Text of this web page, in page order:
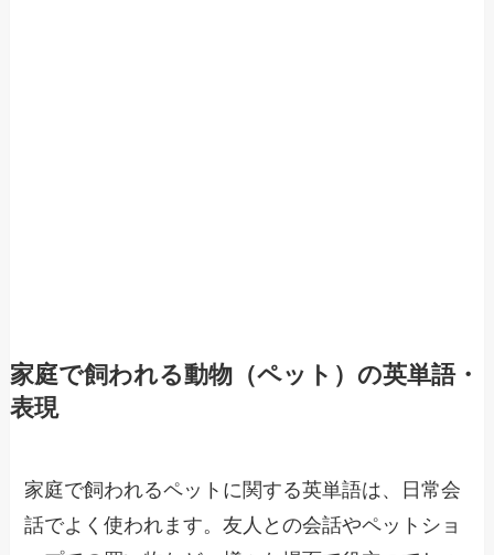
家庭で飼われる動物（ペット）の英単語・
表現
家庭で飼われるペットに関する英単語は、日常会
話でよく使われます。友人との会話やペットショ